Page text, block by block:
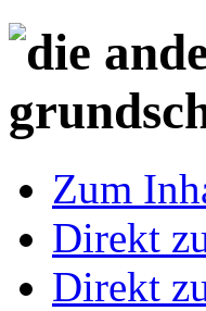
Zum
Direkt
Direkt